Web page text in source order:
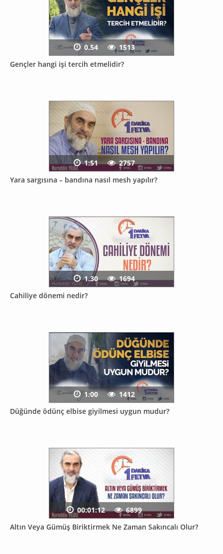
Gençler hangi işi tercih etmelidir?
0.54 1513
Yara sargısına – bandına nasıl mesh yapılır?
1:51 2757
Cahiliye dönemi nedir?
1.30 1694
Düğünde ödünç elbise giyilmesi uygun mudur?
1:00 1412
Altın Veya Gümüş Biriktirmek Ne Zaman Sakıncalı Olur?
00:01:12 6899